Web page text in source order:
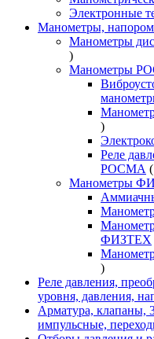
Электронные
Манометры,
Манометры
9
товаров
Манометры
521
товар
Реле
РОСМА
Манометры
ФИЗТЕХ
337
товаров
Реле давления,
уровня, давления,
Арматура, клапаны,
импульсные,